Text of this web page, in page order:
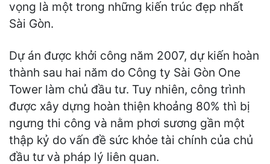
vọng là một trong những kiến trúc đẹp nhất
Sài Gòn.
Dự án được khởi công năm 2007, dự kiến hoàn
thành sau hai năm do Công ty Sài Gòn One
Tower làm chủ đầu tư. Tuy nhiên, công trình
được xây dựng hoàn thiện khoảng 80% thì bị
ngưng thi công và nằm phơi sương gần một
thập kỷ do vấn đề sức khỏe tài chính của chủ
đầu tư và pháp lý liên quan.